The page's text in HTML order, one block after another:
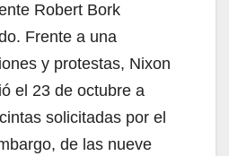
Robert Bork
Frente a una
y protestas, Nixon
el 23 de octubre a
solicitadas por el
de las nueve